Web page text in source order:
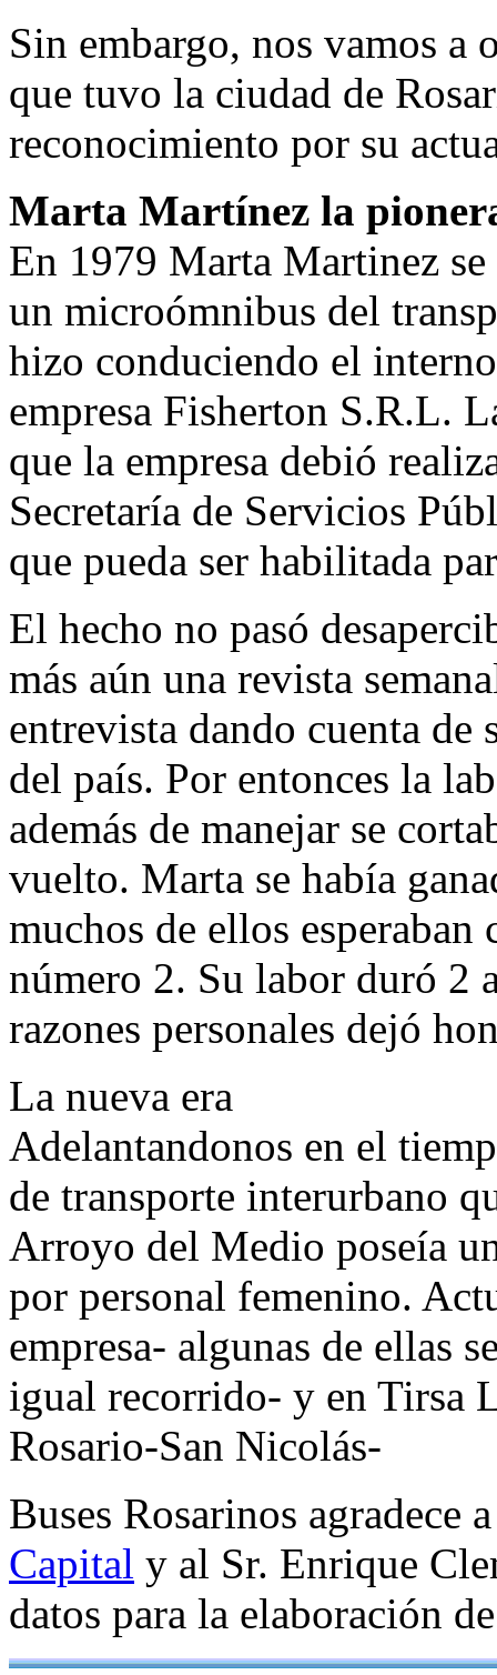
Sin embargo, nos vamos a
que tuvo la ciudad de
reconocimiento por su
Marta Martínez la
En 1979 Marta Martinez
un microómnibus del
hizo conduciendo el
empresa Fisherton S.R.L.
que la empresa debió
Secretaría de Servicios
que pueda ser habilitada
El hecho no pasó
más aún una revista
entrevista dando cuenta
del país. Por entonces la
además de manejar se
vuelto. Marta se había
muchos de ellos
número 2. Su labor duró 2
razones personales dejó
La nueva era
Adelantandonos en el
de transporte interurbano
Arroyo del Medio poseía
por personal femenino.
empresa- algunas de ellas
igual recorrido- y en Tirsa
Rosario-San Nicolás-
Buses Rosarinos agradece
Capital y al Sr. Enrique
datos para la elaboración